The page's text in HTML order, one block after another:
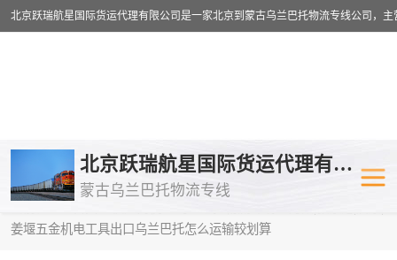
北京跃瑞航星国际货运代理有限公司
蒙古乌兰巴托物流专线
姜堰五金机电工具出口乌兰巴托怎么运输较划算
乌兰巴托物流专线 乌兰巴托铁
乌兰巴托公路运输
中欧班列